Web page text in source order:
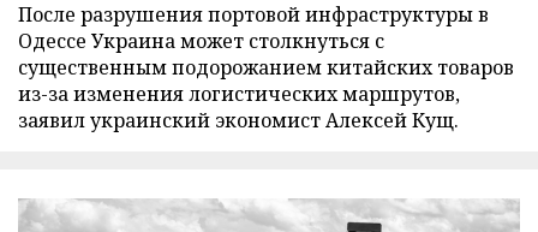
После разрушения портовой инфраструктуры в
Одессе Украина может столкнуться с
существенным подорожанием китайских товаров
из-за изменения логистических маршрутов,
заявил украинский экономист Алексей Кущ.